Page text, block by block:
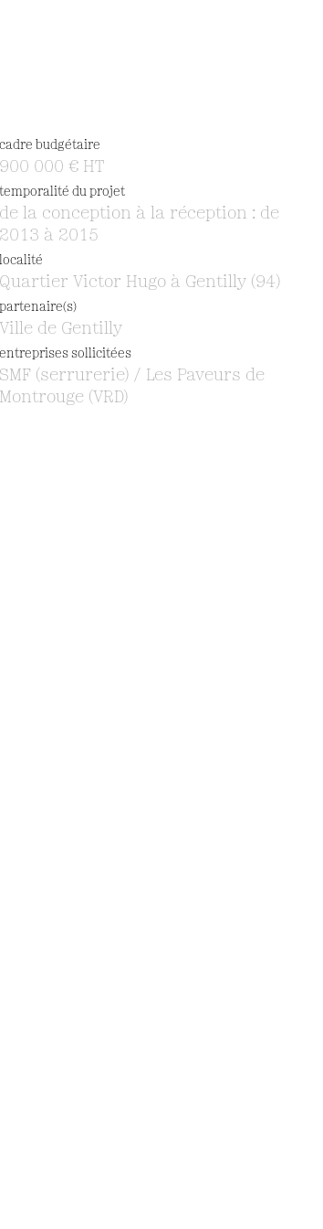
cadre budgétaire
900 000 € HT
temporalité du projet
de la conception à la réception : de
2013 à 2015
localité
Quartier Victor Hugo à Gentilly (94)
partenaire(s)
Ville de Gentilly
entreprises sollicitées
SMF (serrurerie) / Les Paveurs de
Montrouge (VRD)